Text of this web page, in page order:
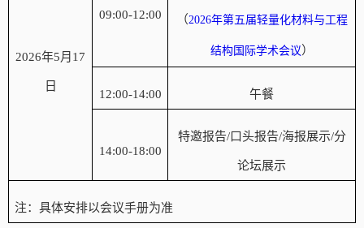
2026年5月17
日
09:00-12:00 （2026年第五届轻量化材料与工程
结构国际学术会议）
12:00-14:00 午餐
14:00-18:00
特邀报告/口头报告/海报展示/分
论坛展示
注：具体安排以会议手册为准